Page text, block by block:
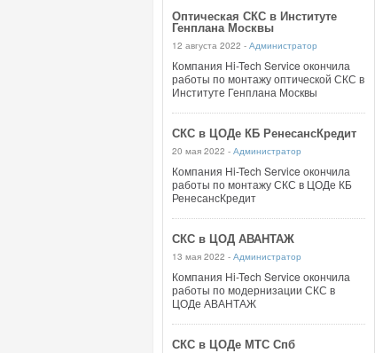
Оптическая СКС в Институте
Генплана Москвы
12 августа 2022 - Администратор
Компания Hi-Tech Service окончила
работы по монтажу оптической СКС в
Институте Генплана Москвы
СКС в ЦОДе КБ РенесансКредит
20 мая 2022 - Администратор
Компания Hi-Tech Service окончила
работы по монтажу СКС в ЦОДе КБ
РенесансКредит
СКС в ЦОД АВАНТАЖ
13 мая 2022 - Администратор
Компания Hi-Tech Service окончила
работы по модернизации СКС в
ЦОДе АВАНТАЖ
СКС в ЦОДе МТС Спб